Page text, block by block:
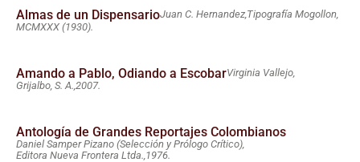
Almas de un DispensarioJuan C. Hernandez,Tipografía Mogollon,
MCMXXX (1930).
Amando a Pablo, Odiando a EscobarVirginia Vallejo,
Grijalbo, S. A., 2007.
Antología de Grandes Reportajes Colombianos
Daniel Samper Pizano (Selección y Prólogo Crítico),
Editora Nueva Frontera Ltda., 1976.